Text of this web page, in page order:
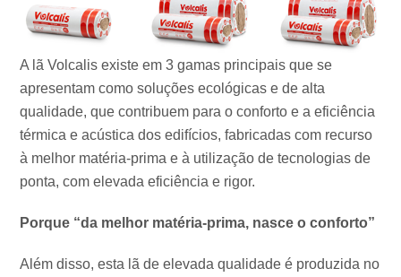
A lã Volcalis existe em 3 gamas principais que se
apresentam como soluções ecológicas e de alta
qualidade, que contribuem para o conforto e a eficiência
térmica e acústica dos edifícios, fabricadas com recurso
à melhor matéria-prima e à utilização de tecnologias de
ponta, com elevada eficiência e rigor.
Porque “da melhor matéria-prima, nasce o conforto”
Além disso, esta lã de elevada qualidade é produzida no